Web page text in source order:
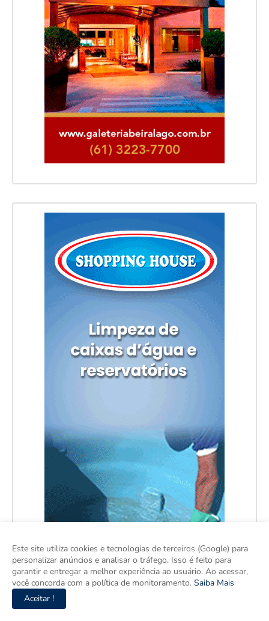
Este site utiliza cookies e tecnologias de terceiros (Google) para
personalizar anúncios e analisar o tráfego. Isso é feito para
garantir e entregar a melhor experiência ao usuário. Ao acessar,
você concorda com a política de monitoramento. Saiba Mais
Aceitar !